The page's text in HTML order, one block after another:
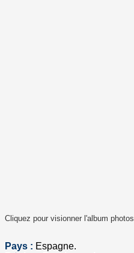
Cliquez pour visionner l'album photos
Pays : Espagne.